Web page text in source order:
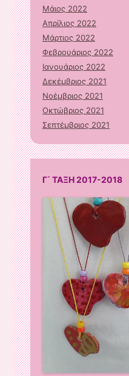
Μάιος 2022
Απρίλιος 2022
Μάρτιος 2022
Φεβρουάριος 2022
Ιανουάριος 2022
Δεκέμβριος 2021
Νοέμβριος 2021
Οκτώβριος 2021
Σεπτέμβριος 2021
Γ΄ ΤΑΞΗ 2017-2018